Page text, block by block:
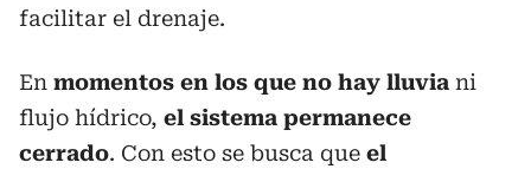
facilitar el drenaje.
En momentos en los que no hay lluvia ni
flujo hídrico, el sistema permanece
cerrado. Con esto se busca que el